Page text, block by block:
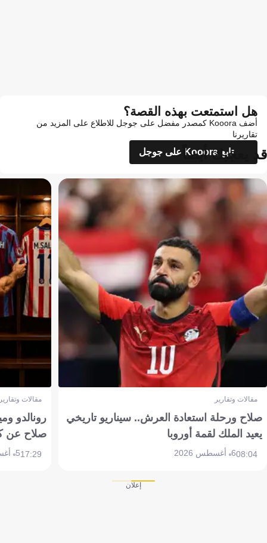
هل استمتعت بهذه القصة؟
أضف Kooora كمصدر مفضل على جوجل للاطلاع على المزيد من
تقاريرنا
تابع Kooora على جوجل
قد يعجبك أيضاً
مقالات وتقارير
صلاح ورحلة استعادة العرش.. سيناريو تاريخي
يعيد الملك لقمة أوروبا
08:046 أغسطس 2026
مقالات
رونالدو
صلاح عن
17:295 أغسطس 2026
إعلان